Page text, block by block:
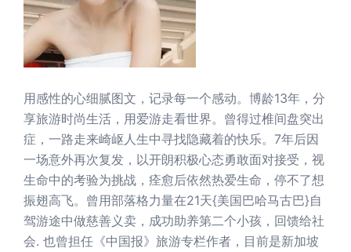
用感性的心细腻图文，记录每一个感动。博龄13年，分
享旅游时尚生活，用爱游走看世界。曾得过椎间盘突出
症，一路走来崎岖人生中寻找隐藏着的快乐。7年后因
一场意外再次复发，以开朗积极心态勇敢面对接受，视
生命中的考验为挑战，痊愈后依然热爱生命，停不了想
振翅高飞。曾用部落格力量在21天{美国巴哈马古巴}自
驾游途中做慈善义卖，成功助养第二个小孩，回馈给社
会. 也曾担任《中国报》旅游专栏作者，目前是新加坡